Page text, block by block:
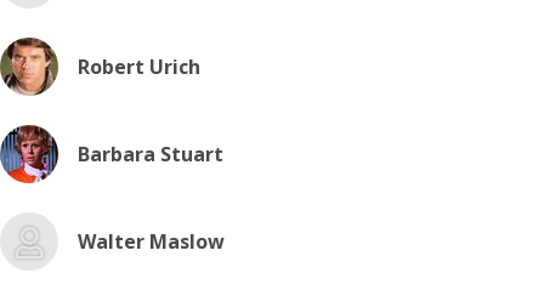
Robert Urich
Barbara Stuart
Walter Maslow